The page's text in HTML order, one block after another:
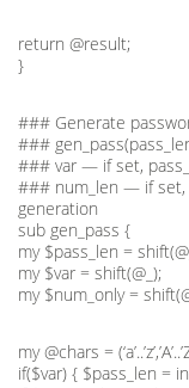
return @result;
}
### Generate
###
### var — if set,
### num_len — if set,
generation
sub gen_pass {
my $pass_len =
my $var = shift(@_);
my $num_only =
my @chars =
if($var) { $pass_len =